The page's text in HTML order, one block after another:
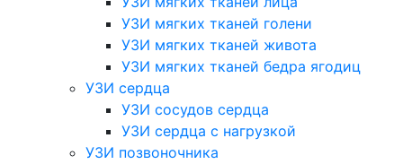
УЗИ мягких тканей голени
УЗИ мягких тканей живота
УЗИ мягких тканей бедра ягодиц
УЗИ сердца
УЗИ сосудов сердца
УЗИ сердца с нагрузкой
УЗИ позвоночника